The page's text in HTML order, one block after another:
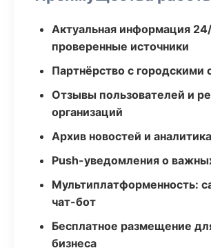
Актуальная информация
проверенные источники
Партнёрство с городскими
Отзывы пользователей и
организаций
Архив новостей и аналитика
Push-уведомления о
Мультиплатформенность:
чат-бот
Бесплатное размещение
бизнеса